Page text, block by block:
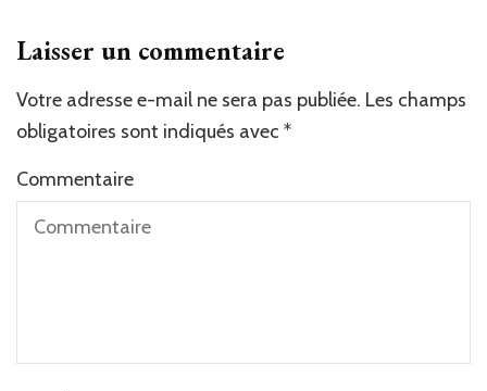
Laisser un commentaire
Votre adresse e-mail ne sera pas publiée. Les champs
obligatoires sont indiqués avec *
Commentaire
Alternative: